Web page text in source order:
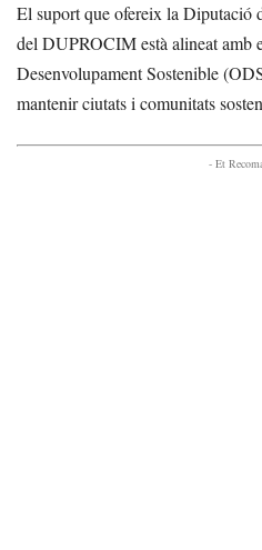
El suport que ofereix la Diputació
del DUPROCIM està alineat amb
Desenvolupament Sostenible
mantenir ciutats i comunitats
- Et